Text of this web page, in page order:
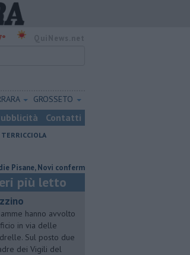
GROSSETO
Contatti
TERRICCIOLA
Novi confermato presidente
più letto
hanno avvolto
in via delle
Sul posto due
dei Vigili del